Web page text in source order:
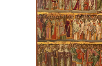
Ювелирные изделия